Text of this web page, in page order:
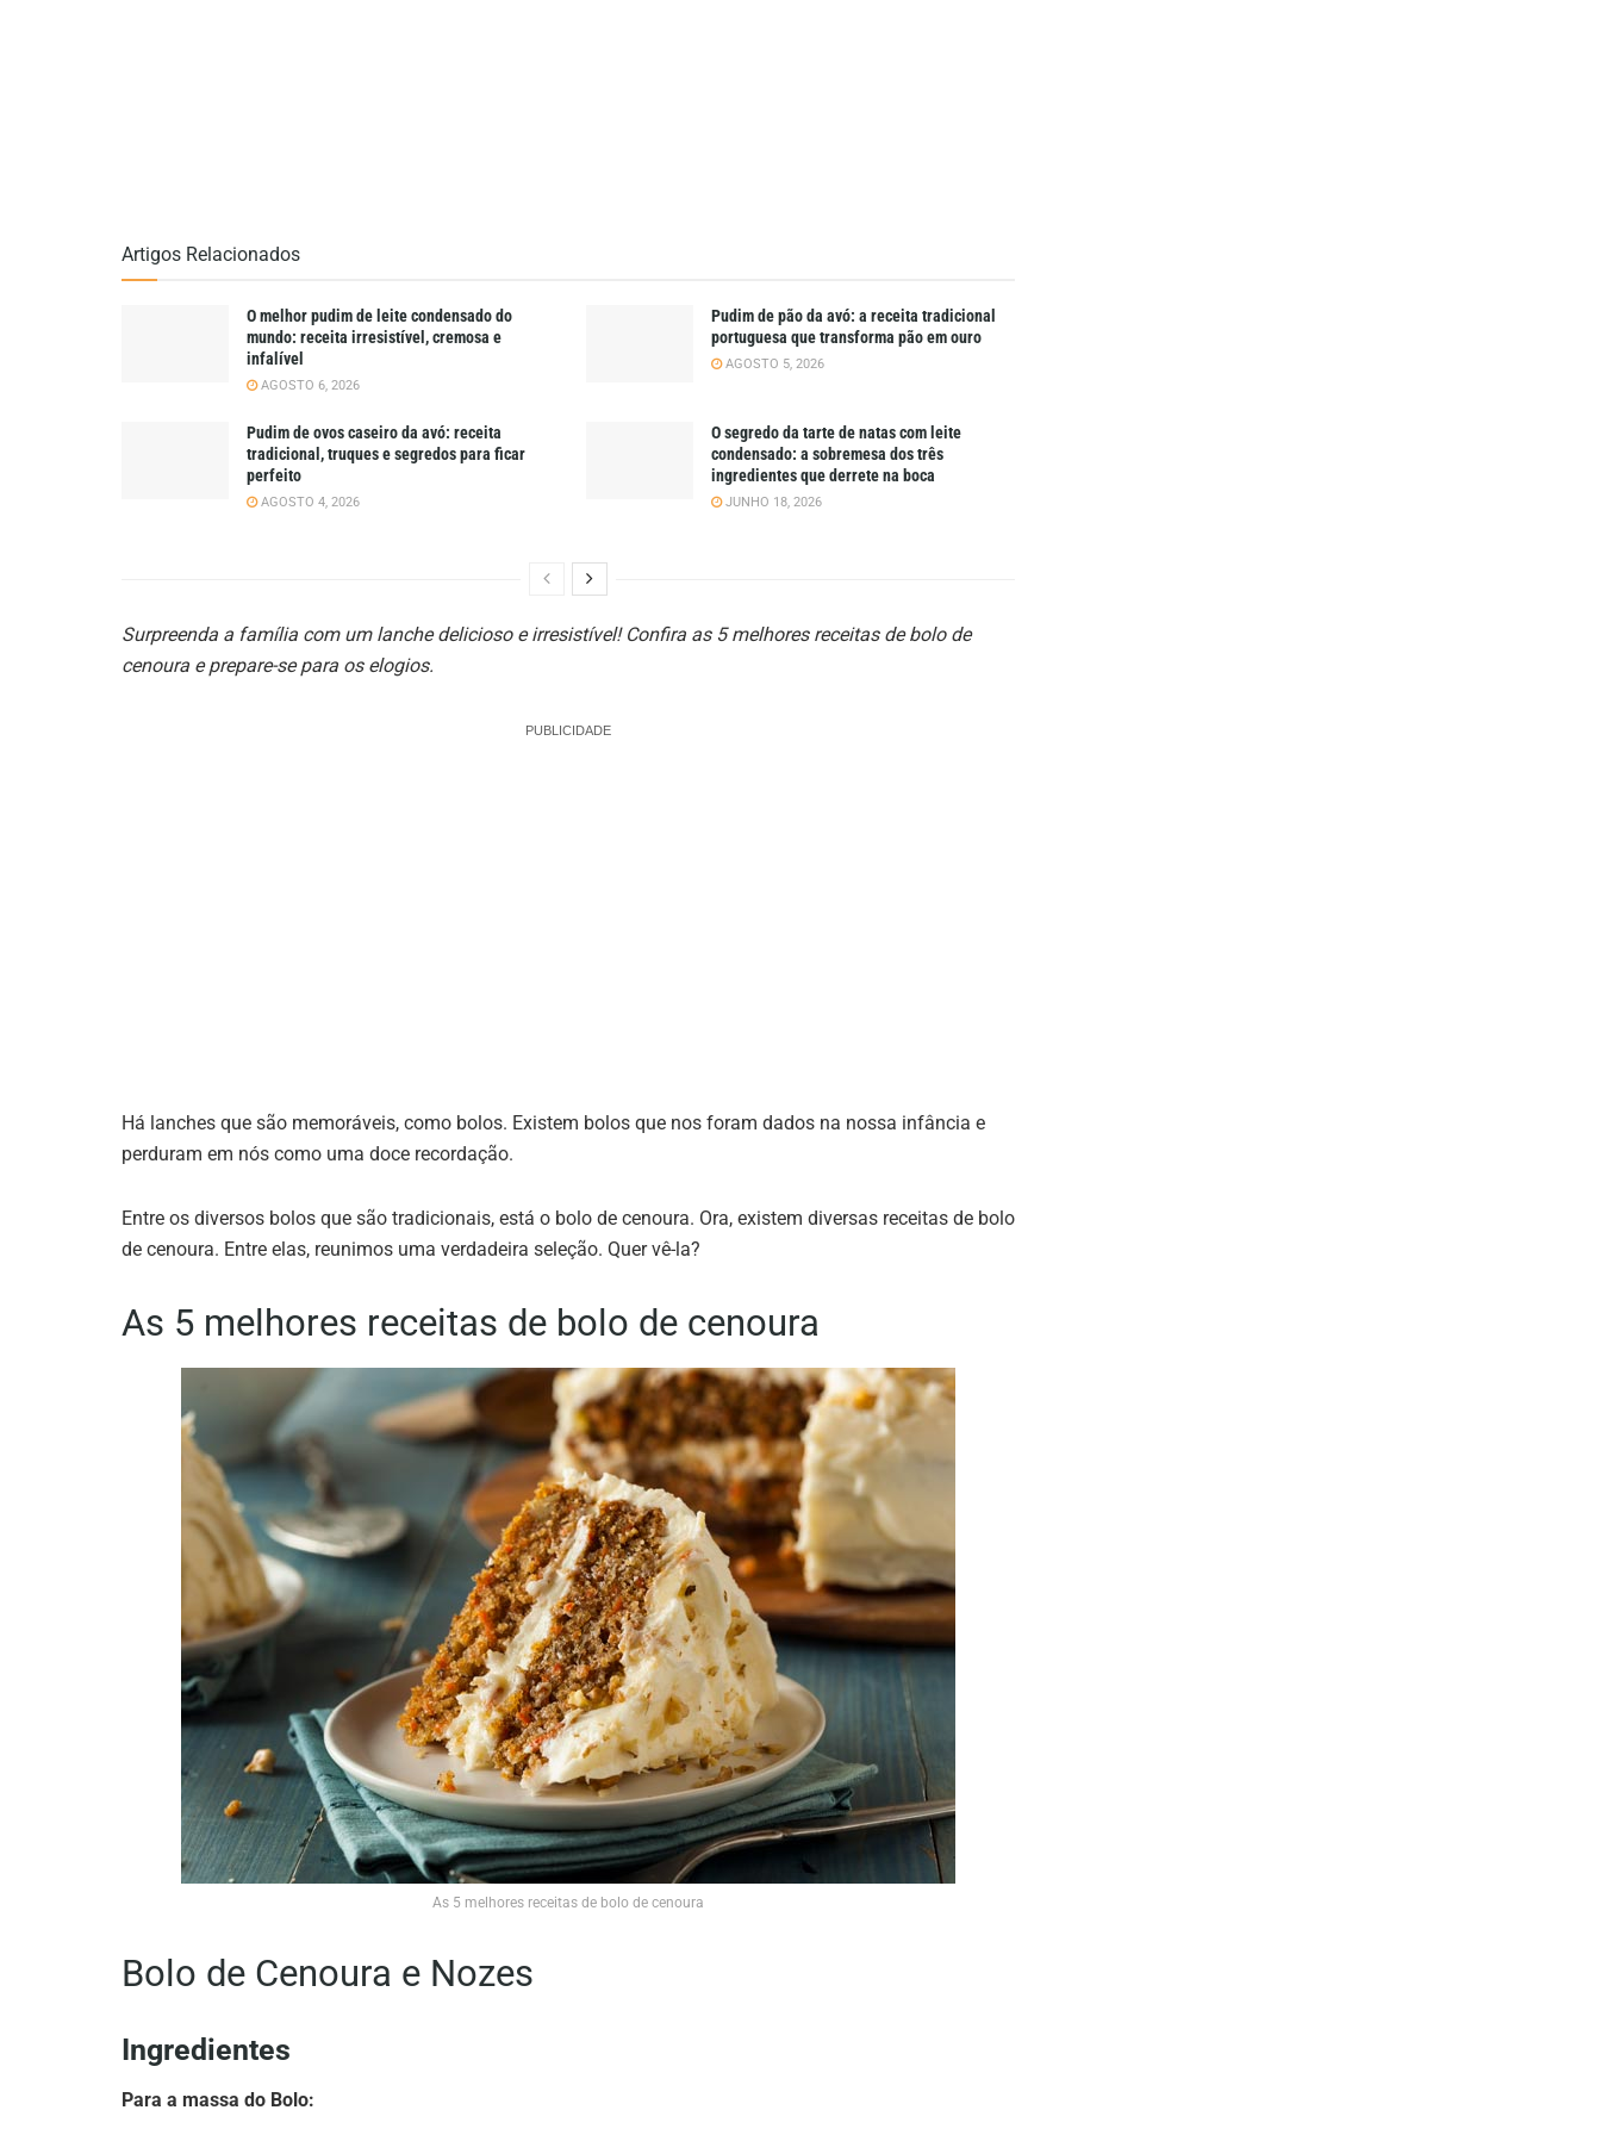
Artigos Relacionados
O melhor pudim de leite condensado do
mundo: receita irresistível, cremosa e
infalível
AGOSTO 6, 2026
Pudim de pão da avó: a receita tradicional
portuguesa que transforma pão em ouro
AGOSTO 5, 2026
Pudim de ovos caseiro da avó: receita
tradicional, truques e segredos para ficar
perfeito
AGOSTO 4, 2026
O segredo da tarte de natas com leite
condensado: a sobremesa dos três
ingredientes que derrete na boca
JUNHO 18, 2026
Surpreenda a família com um lanche delicioso e irresistível! Confira as 5 melhores receitas de bolo de
cenoura e prepare-se para os elogios.
PUBLICIDADE
Há lanches que são memoráveis, como bolos. Existem bolos que nos foram dados na nossa infância e
perduram em nós como uma doce recordação.
Entre os diversos bolos que são tradicionais, está o bolo de cenoura. Ora, existem diversas receitas de bolo
de cenoura. Entre elas, reunimos uma verdadeira seleção. Quer vê-la?
As 5 melhores receitas de bolo de cenoura
As 5 melhores receitas de bolo de cenoura
Bolo de Cenoura e Nozes
Ingredientes
Para a massa do Bolo: